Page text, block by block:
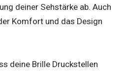
deiner Sehstärke ab. Auch
Komfort und das Design
deine Brille Druckstellen